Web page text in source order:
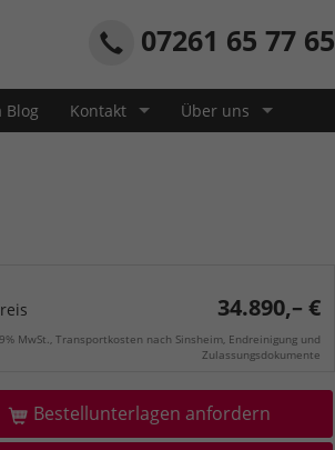
07261 65 77 65
Blog Kontakt Über uns
34.890,– €
MwSt., Transportkosten nach Sinsheim, Endreinigung und
Zulassungsdokumente
Bestellunterlagen anfordern